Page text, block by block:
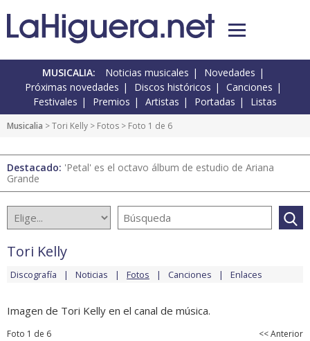
MUSICALIA: Noticias musicales
Novedades
Próximas novedades
Discos históricos
Canciones
Festivales
Premios Artistas Portadas Listas
Musicalia >Tori Kelly > Fotos > Foto 1 de 6
Destacado: 'Petal' es el octavo álbum de estudio de Ariana
Grande
Tori Kelly
Discografía Noticias Fotos Canciones Enlaces
Imagen de Tori Kelly en el canal de música.
Foto 1 de 6 << Anterior